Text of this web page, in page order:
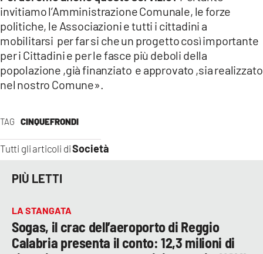
TAG CINQUEFRONDI
Tutti gli articoli diSocietà
invitiamo l’Amministrazione Comunale, le forze
politiche, le Associazioni e tutti i cittadini a
mobilitarsi per far si che un progetto così importante
per i Cittadini e per le fasce più deboli della
popolazione ,già finanziato e approvato ,sia realizzato
nel nostro Comune».
PIÙ LETTI
LA STANGATA
Sogas, il crac dell’aeroporto di Reggio
Calabria presenta il conto: 12,3 milioni di